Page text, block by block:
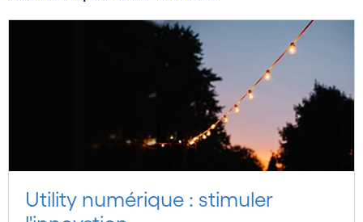
Utility numérique : stimuler